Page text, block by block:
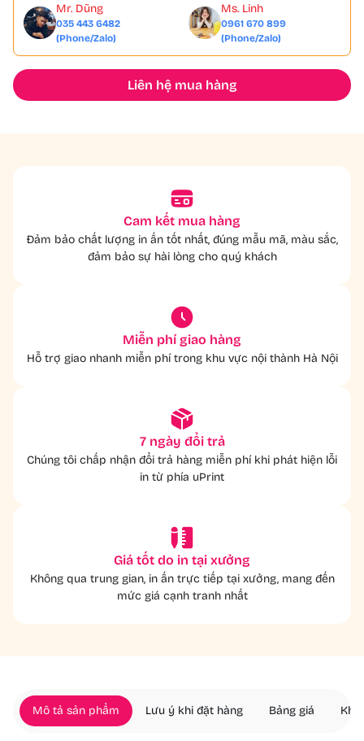
Mr. Dũng
035 443 6482
(Phone/Zalo)
Ms. Linh
0961 670 899
(Phone/Zalo)
Liên hệ mua hàng
Cam kết mua hàng
Đảm bảo chất lượng in ấn tốt nhất, đúng mẫu mã, màu sắc,
đảm bảo sự hài lòng cho quý khách
Miễn phí giao hàng
Hỗ trợ giao nhanh miễn phí trong khu vực nội thành Hà Nội
7 ngày đổi trả
Chúng tôi chấp nhận đổi trả hàng miễn phí khi phát hiện lỗi
in từ phía uPrint
Giá tốt do in tại xưởng
Không qua trung gian, in ấn trực tiếp tại xưởng, mang đến
mức giá cạnh tranh nhất
Mô tả sản phẩm Lưu ý khi đặt hàng Bảng giá